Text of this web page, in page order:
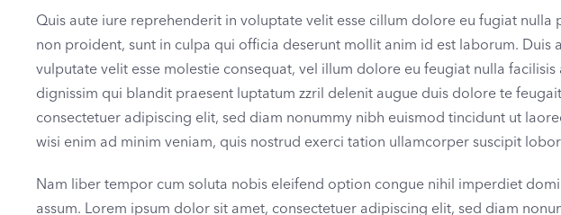
Quis aute iure reprehenderit in voluptate velit esse cillum dolore eu fugiat
non proident, sunt in culpa qui officia deserunt mollit anim id est laborum.
vulputate velit esse molestie consequat, vel illum dolore eu feugiat nulla
dignissim qui blandit praesent luptatum zzril delenit augue duis dolore te
consectetuer adipiscing elit, sed diam nonummy nibh euismod tincidunt ut
wisi enim ad minim veniam, quis nostrud exerci tation ullamcorper suscipit
Nam liber tempor cum soluta nobis eleifend option congue nihil imperdiet
assum. Lorem ipsum dolor sit amet, consectetuer adipiscing elit, sed diam